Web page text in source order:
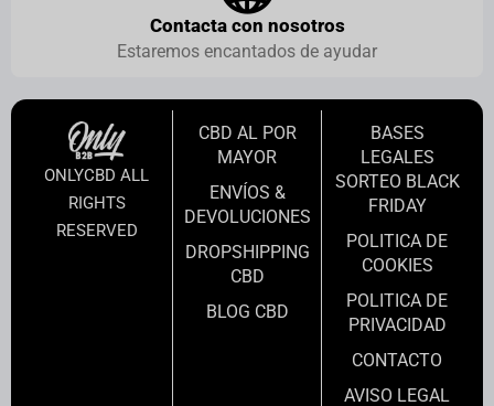
Contacta con nosotros
Estaremos encantados de ayudar
ONLYCBD ALL
RIGHTS
RESERVED
CBD AL POR
MAYOR
ENVÍOS &
DEVOLUCIONES
DROPSHIPPING
CBD
BLOG CBD
BASES
LEGALES
SORTEO BLACK
FRIDAY
POLITICA DE
COOKIES
POLITICA DE
PRIVACIDAD
CONTACTO
AVISO LEGAL